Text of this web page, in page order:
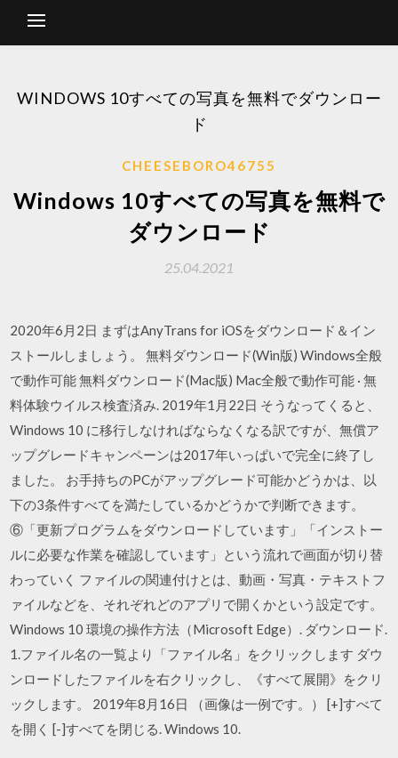
WINDOWS 10すべての写真を無料でダウンロー
ド
CHEESEBORO46755
Windows 10すべての写真を無料で
ダウンロード
25.04.2021
2020年6月2日 まずはAnyTrans for iOSをダウンロード＆イン
ストールしましょう。 無料ダウンロード(Win版) Windows全般
で動作可能 無料ダウンロード(Mac版) Mac全般で動作可能 · 無
料体験ウイルス検査済み. 2019年1月22日 そうなってくると、
Windows 10 に移行しなければならなくなる訳ですが、無償ア
ップグレードキャンペーンは2017年いっぱいで完全に終了し
ました。 お手持ちのPCがアップグレード可能かどうかは、以
下の3条件すべてを満たしているかどうかで判断できます。
⑥「更新プログラムをダウンロードしています」「インストー
ルに必要な作業を確認しています」という流れで画面が切り替
わっていく ファイルの関連付けとは、動画・写真・テキストフ
ァイルなどを、それぞれどのアプリで開くかという設定です。
Windows 10 環境の操作方法（Microsoft Edge）. ダウンロード.
1.ファイル名の一覧より「ファイル名」をクリックします ダウ
ンロードしたファイルを右クリックし、《すべて展開》をクリ
ックします。 2019年8月16日 （画像は一例です。） [+]すべて
を開く [-]すべてを閉じる. Windows 10.